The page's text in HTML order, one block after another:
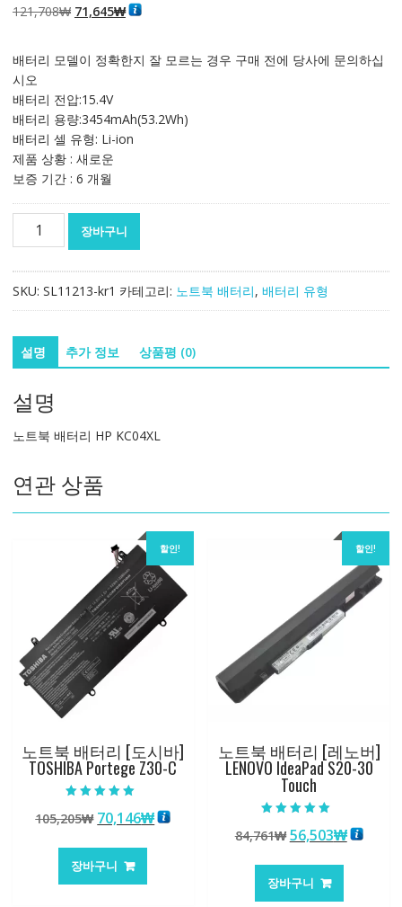
121,708₩ 원
격:
71,645₩현
격:
배터리 모델이 정확한지 잘 모르는 경우 구매 전에 당사에 문의하십
시오
배터리 전압:15.4V
배터리 용량:3454mAh(53.2Wh)
배터리 셀 유형: Li-ion
제품 상황 : 새로운
보증 기간 : 6 개월
터
HP
KC04XL
량
장바구니
SKU: SL11213-kr1 카테고리: 노트북 배터리, 배터리 유형
설명 추가 정보 상품평 (0)
설명
노트북 배터리 HP KC04XL
연관 상품
할인!
노트북 배터리 [도시바]
TOSHIBA Portege Z30-C
5.00
로 평가됨
105,205₩ 원
가
격:
70,146₩현
장바구니
할인!
노트북 배터리 [레노버]
LENOVO IdeaPad S20-30
Touch
5.00
로 평가됨
84,761₩ 원
가
격:
56,503₩현
장바구니